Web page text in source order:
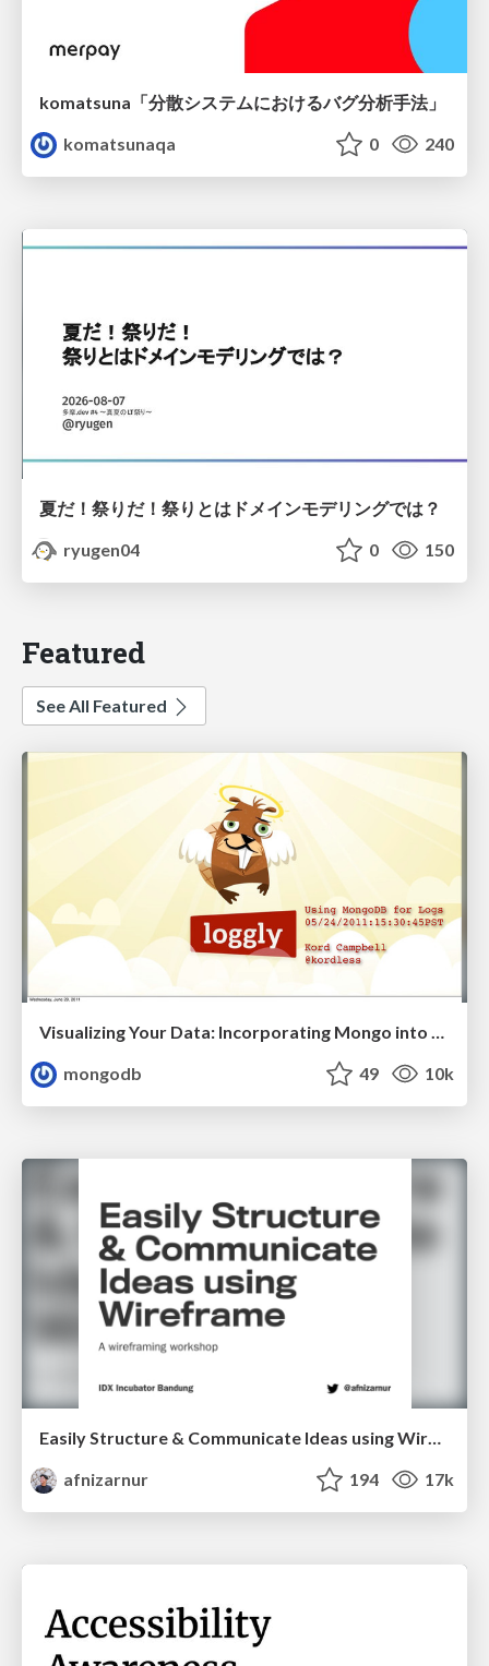
komatsuna「分散システムにおけるバグ分析手法」
komatsunaqa
0 240
夏だ！祭りだ！祭りとはドメインモデリングでは？
ryugen04
0 150
Featured
See All Featured
mongodb
49 10k
Easily Structure & Communicate Ideas using Wireframe
afnizarnur
194 17k